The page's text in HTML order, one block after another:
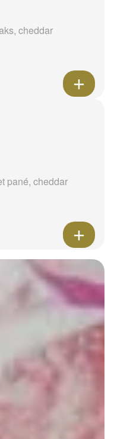
cheddar
pané, cheddar